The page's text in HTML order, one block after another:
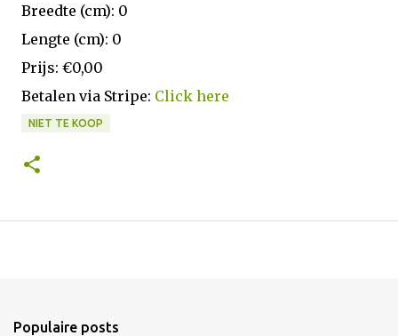
Breedte (cm): 0
Lengte (cm): 0
Prijs: €0,00
Betalen via Stripe: Click here
NIET TE KOOP
Populaire posts